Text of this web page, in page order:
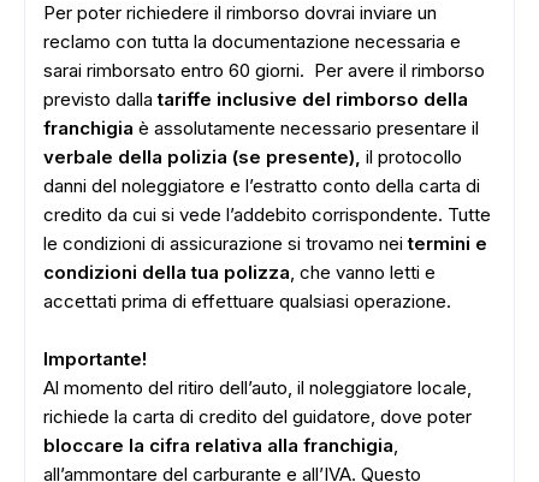
Per poter richiedere il rimborso dovrai inviare un
reclamo con tutta la documentazione necessaria e
sarai rimborsato entro 60 giorni. Per avere il rimborso
previsto dallatariffe inclusive del rimborso della
franchigia è assolutamente necessario presentare il
verbale della polizia (se presente), il protocollo
danni del noleggiatore e l’estratto conto della carta di
credito da cui si vede l’addebito corrispondente. Tutte
le condizioni di assicurazione si trovamo neitermini e
condizioni della tua polizza, che vanno letti e
accettati prima di effettuare qualsiasi operazione.
Importante!
Al momento del ritiro dell’auto, il noleggiatore locale,
richiede la carta di credito del guidatore, dove poter
bloccare la cifra relativa alla franchigia,
all’ammontare del carburante e all’IVA. Questo